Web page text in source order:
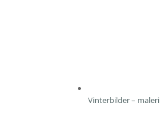
Vinterbilder – maleri